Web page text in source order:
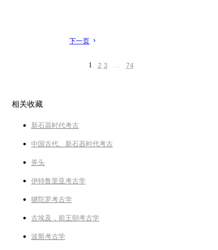
下一页
1 2 3 … 74
相关收藏
新石器时代考古
中国古代、新石器时代考古
斧头
伊特鲁里亚考古学
犍陀罗考古学
古埃及，前王朝考古学
波斯考古学